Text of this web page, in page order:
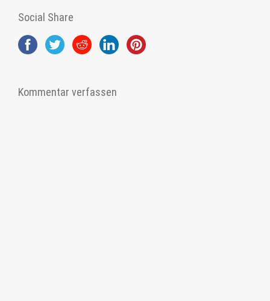
Social Share
Kommentar verfassen